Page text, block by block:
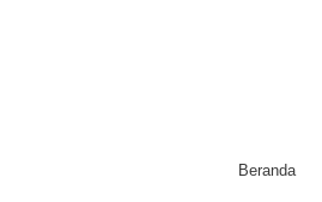
Beranda